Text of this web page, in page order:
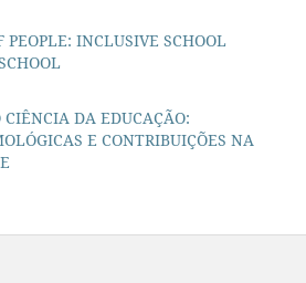
PEOPLE: INCLUSIVE SCHOOL
DA EDUCAÇÃO:
E CONTRIBUIÇÕES NA